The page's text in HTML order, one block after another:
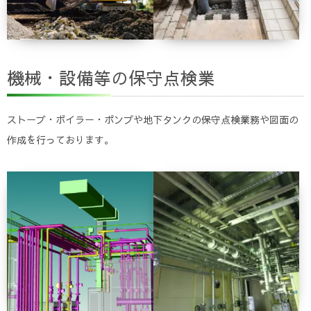
機械・設備等の保守点検業
ストーブ・ボイラー・ポンプや地下タンクの保守点検業務や図面の
作成を行っております。